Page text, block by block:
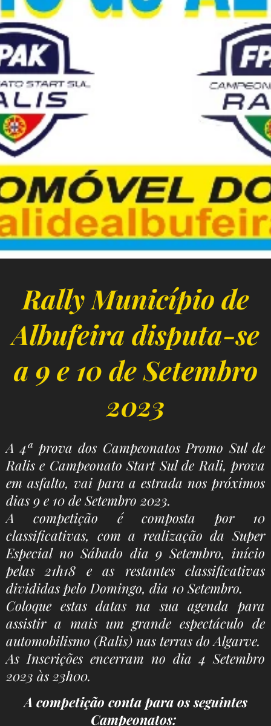
Rally Município de
Albufeira disputa-se
a 9 e 10 de Setembro
2023
A 4ª prova dos Campeonatos Promo Sul de
Ralis e Campeonato Start Sul de Rali, prova
em asfalto, vai para a estrada nos próximos
dias 9 e 10 de Setembro 2023.
A competição é composta por 10
classificativas, com a realização da Super
Especial no Sábado dia 9 Setembro, início
pelas 21h18 e as restantes classificativas
divididas pelo Domingo, dia 10 Setembro.
Coloque estas datas na sua agenda para
assistir a mais um grande espectáculo de
automobilismo (Ralis) nas terras do Algarve.
As Inscrições encerram no dia 4 Setembro
2023 às 23h00.
A competição conta para os seguintes
Campeonatos: